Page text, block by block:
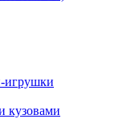
игрушки
кузовами